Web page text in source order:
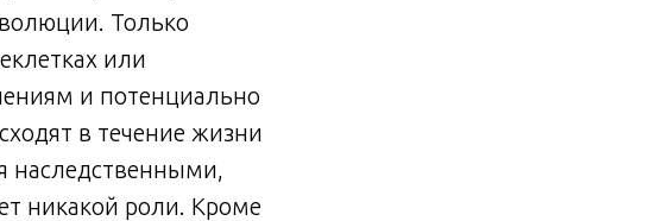
Только
или
и потенциально
в течение жизни
наследственными,
никакой роли. Кроме